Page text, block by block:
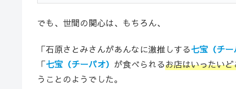
でも、世間の関心は、もちろん、
「石原さとみさんがあんなに激推しする七宝（チー
「七宝（チーパオ） が食べられるお店はいったいど
うことのようでした。